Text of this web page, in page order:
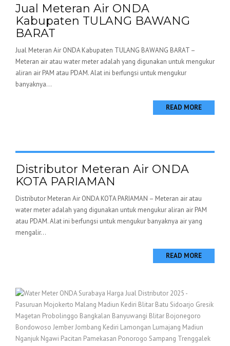
Jual Meteran Air ONDA
Kabupaten TULANG BAWANG
BARAT
Jual Meteran Air ONDA Kabupaten TULANG BAWANG BARAT –
Meteran air atau water meter adalah yang digunakan untuk mengukur
aliran air PAM atau PDAM. Alat ini berfungsi untuk mengukur
banyaknya...
READ MORE
Distributor Meteran Air ONDA
KOTA PARIAMAN
Distributor Meteran Air ONDA KOTA PARIAMAN – Meteran air atau
water meter adalah yang digunakan untuk mengukur aliran air PAM
atau PDAM. Alat ini berfungsi untuk mengukur banyaknya air yang
mengalir...
READ MORE